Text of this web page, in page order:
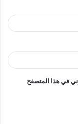
في هذا المتصفح